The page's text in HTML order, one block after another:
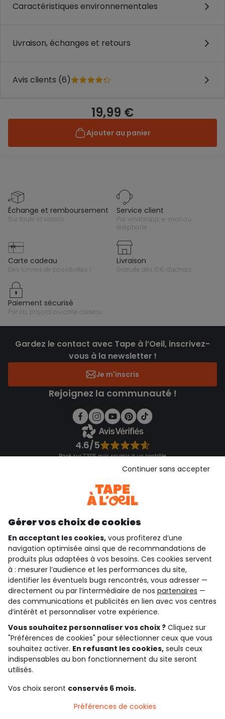
Caractéristiques environnementales
Livraison, échanges et retours
Avis clients (6)
19,99 €
Ajouter au panier
échange et remboursement
sur toute la saison
service client
par whatsapp, e-mail ou
téléphone
carte cadeau
des tonnes de possibilités !
livraison
gratuite dès 10€ d'achats
paiement sécurisé
par cb, paypal ou carte cadeau
Gardez le contact avec Tape à l’Oeil, inscrivez-
vous à la newsletter !
Je m'inscris
Rejoignez la communauté !
4.6/5
Basé sur 7 305 avis soumis à un contrôle
Consulter les CGU
qui sommes-nous ?
besoin d'aide ?
le club fidélité
notre catalogue
Conditions générales de ventes et d'utilisation
Conditions d’utilisation des réseaux sociaux
Politique de confidentialité
Cookies et données personnelles
Paramètres des cookies
Gérer vos choix de cookies
En acceptant les cookies, vous profiterez d’une
navigation optimisée ainsi que de recommandations de
produits plus adaptées à vos besoins. Ces cookies servent
à : mesurer l’audience et les performances du site,
identifier les éventuels bugs rencontrés, vous adresser —
directement ou par l’intermédiaire de nos partenaires —
des communications et publicités en lien avec vos centres
d’intérêt et personnaliser votre expérience.
Vous souhaitez personnaliser vos choix ? Cliquez sur
"Préférences de cookies" pour sélectionner ceux que vous
souhaitez activer. En refusant les cookies, seuls ceux
indispensables au bon fonctionnement du site seront
utilisés.
Vos choix seront conservés 6 mois.
Continuer sans accepter
Préférences de cookies